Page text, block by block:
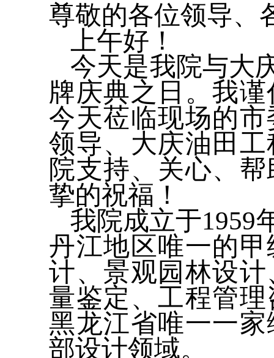
尊敬的各位领导、
上午好！
今天是我院与大
牌庆典之日。我
今天莅临现场的
领导、大庆油田
院支持、关心、
挚的祝福！
我院成立于1959
丹江地区唯一的
计、景观园林设
量鉴定、工程管
黑龙江省唯一一
部设计领域。